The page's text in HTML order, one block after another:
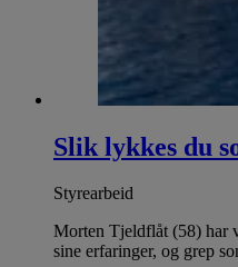
Slik lykkes du
Styrearbeid
Morten Tjeldflåt (58) har
sine erfaringer, og grep